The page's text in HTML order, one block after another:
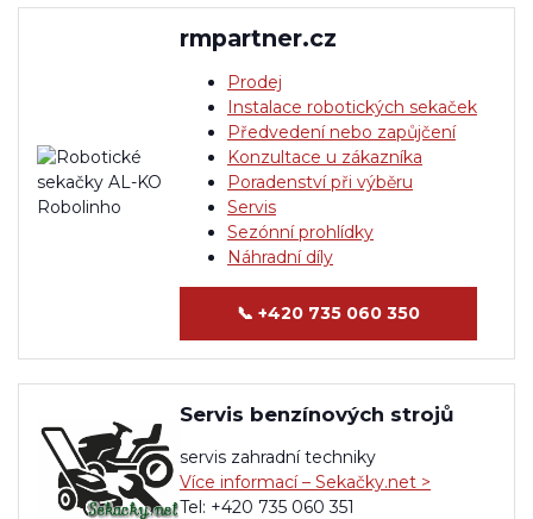
rmpartner.cz
Prodej
Instalace robotických sekaček
Předvedení nebo zapůjčení
Konzultace u zákazníka
Poradenství při výběru
Servis
Sezónní prohlídky
Náhradní díly
📞 +420 735 060 350
Servis benzínových strojů
servis zahradní techniky
Více informací – Sekačky.net >
Tel: +420 735 060 351